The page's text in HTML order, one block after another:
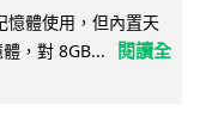
體使用，但內置天
，對 8GB...
閱讀全